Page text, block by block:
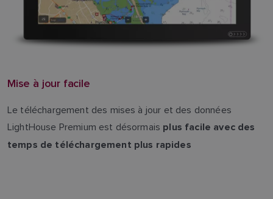
Mise à jour facile
Le téléchargement des mises à jour et des données
LightHouse Premium est désormais plus facile avec des
temps de téléchargement plus rapides